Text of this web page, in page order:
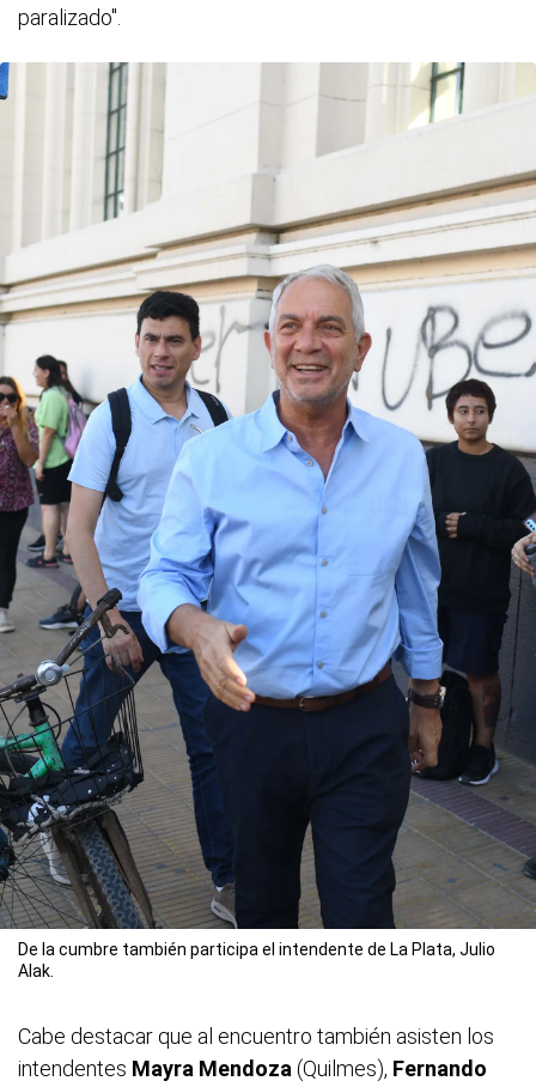
paralizado".
De la cumbre también participa el intendente de La Plata, Julio
Alak.
Cabe destacar que al encuentro también asisten los
intendentes Mayra Mendoza (Quilmes), Fernando